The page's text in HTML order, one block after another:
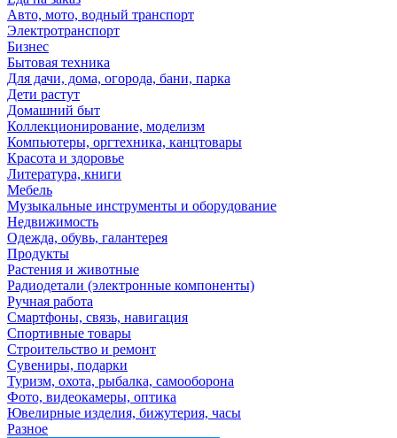
Авто, мото, водный транспорт
Электротранспорт
Бизнес
Бытовая техника
Для дачи, дома, огорода, бани, парка
Дети растут
Домашний быт
Коллекционирование, моделизм
Компьютеры, оргтехника, канцтовары
Красота и здоровье
Литература, книги
Мебель
Музыкальные инструменты и оборудование
Недвижимость
Одежда, обувь, галантерея
Продукты
Растения и животные
Радиодетали (электронные компоненты)
Ручная работа
Смартфоны, связь, навигация
Спортивные товары
Строительство и ремонт
Сувениры, подарки
Туризм, охота, рыбалка, самооборона
Фото, видеокамеры, оптика
Ювелирные изделия, бижутерия, часы
Разное